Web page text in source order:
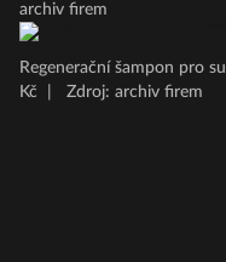
archiv firem
Regenerační šampon pro
Kč
Zdroj: archiv firem